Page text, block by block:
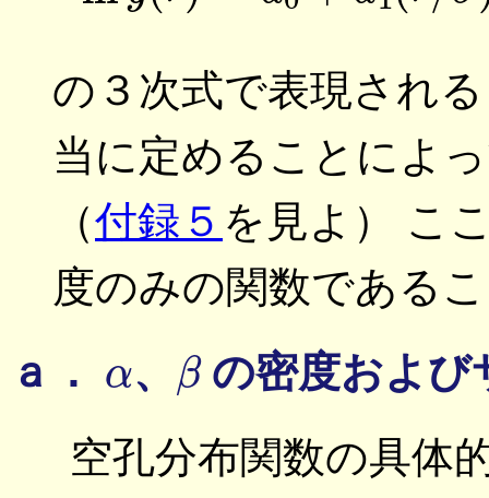
の３次式で表現され
当に定めることによ
（付録５ を見よ） こ
度のみの関数である
ａ．
、 βの密度および
空孔分布関数の具体